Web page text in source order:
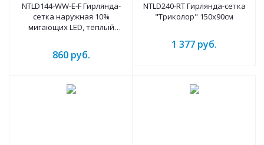
NTLD144-WW-E-F Гирлянда-
сетка наружная 10%
мигающих LED, теплый
Электрогирлянда Сетка 300
LED, 2х1,5м
860руб.
NTLD240-RT Гирлянда-сетка
"Триколор" 150х90см
1 377 руб.